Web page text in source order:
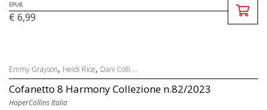
EPUB
€ 6,99
Emmy Grayson, Heidi Rice, Dani Colli ...
Cofanetto 8 Harmony Collezione n.82/2023
HaperCollins Italia